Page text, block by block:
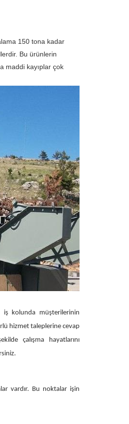
150 tona kadar
Bu ürünlerin
maddi kayıplar çok
kolunda müşterilerinin
hizmet taleplerine cevap
çalışma hayatlarını
vardır. Bu noktalar işin